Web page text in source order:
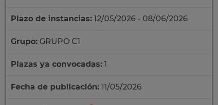
Plazo de instancias: 12/05/2026 - 08/06/2026
Grupo: GRUPO C1
Plazas ya convocadas: 1
Fecha de publicación: 11/05/2026